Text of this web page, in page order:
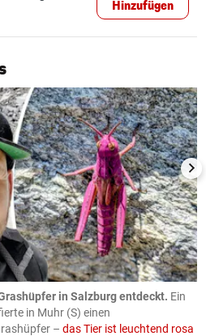
Hinzufügen
in Salzburg entdeckt. Ein
in Muhr (S) einen
– das Tier ist leuchtend rosa